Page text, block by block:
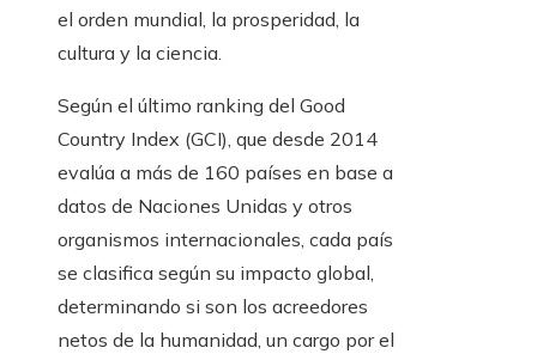
el orden mundial, la prosperidad, la
cultura y la ciencia.
Según el último ranking del Good
Country Index (GCI), que desde 2014
evalúa a más de 160 países en base a
datos de Naciones Unidas y otros
organismos internacionales, cada país
se clasifica según su impacto global,
determinando si son los acreedores
netos de la humanidad, un cargo por el